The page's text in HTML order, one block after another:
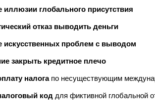
иллюзии глобального присутствия
отказ выводить деньги
искусственных проблем с выводом
закрыть кредитное плечо
налогапо несуществующим
код для фиктивной глобальной